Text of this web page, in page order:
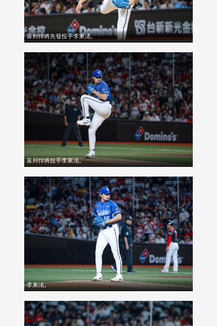
富邦悍將先發投手李東洺。
富邦悍將投手李東洺。
李東洺。